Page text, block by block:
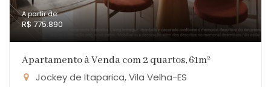
A partir de:
R$ 775.890
Apartamento à Venda com 2 quartos, 61m²
Jockey de Itaparica, Vila Velha-ES